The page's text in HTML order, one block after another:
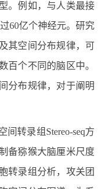
。例如，与人类最接
60亿个神经元。研究
其空间分布规律，可
百个不同的脑区中。
分布规律，对于阐明
转录组Stereo-seq方
备猕猴大脑厘米尺度
转录组分析，攻关团